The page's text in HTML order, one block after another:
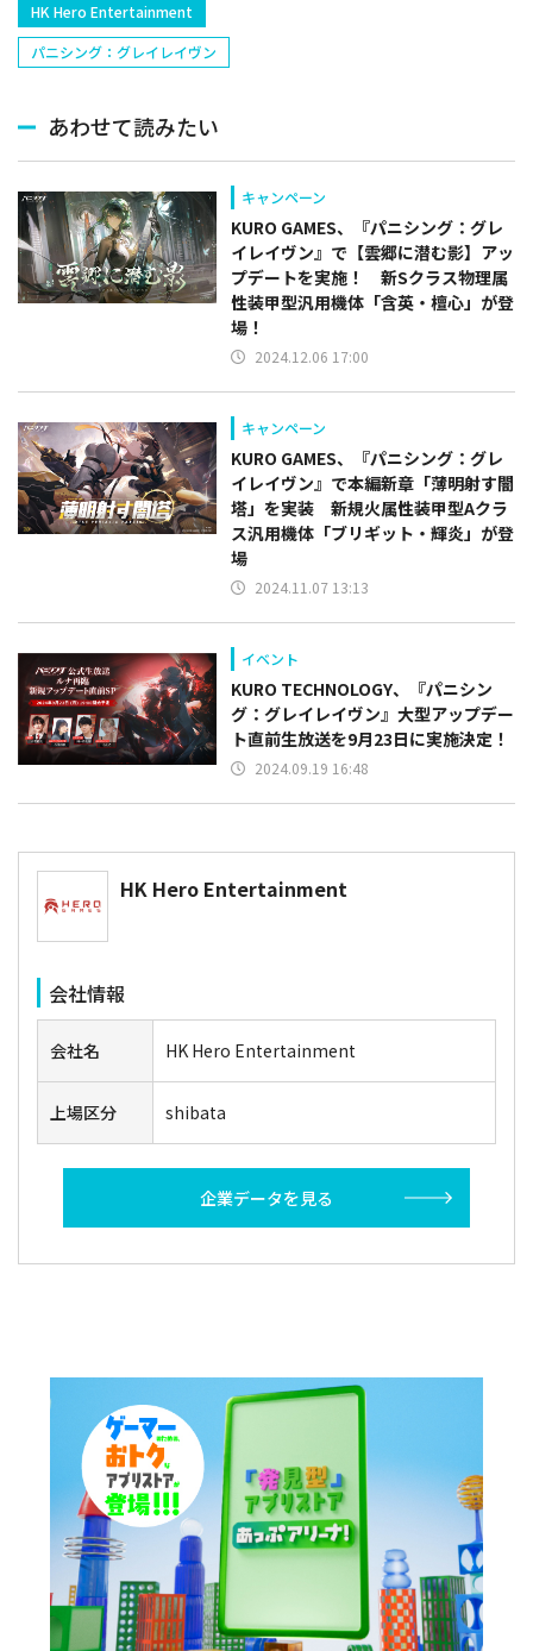
HK Hero Entertainment
パニシング：グレイレイヴン
あわせて読みたい
キャンペーン
KURO GAMES、『パニシング：グレ
イレイヴン』で【雲郷に潜む影】アッ
プデートを実施！ 新Sクラス物理属
性装甲型汎用機体「含英・檀心」が登
場！
2024.12.06 17:00
キャンペーン
KURO GAMES、『パニシング：グレ
イレイヴン』で本編新章「薄明射す闇
塔」を実装 新規火属性装甲型Aクラ
ス汎用機体「ブリギット・輝炎」が登
場
2024.11.07 13:13
イベント
KURO TECHNOLOGY、『パニシン
グ：グレイレイヴン』大型アップデー
ト直前生放送を9月23日に実施決定！
2024.09.19 16:48
HK Hero Entertainment
会社情報
会社名 HK Hero Entertainment
上場区分 shibata
企業データを見る